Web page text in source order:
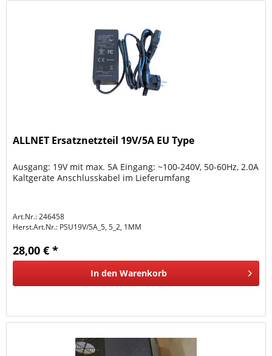
ALLNET Ersatznetzteil 19V/5A EU Type
Ausgang: 19V mit max. 5A Eingang: ~100-240V, 50-60Hz, 2.0A
Kaltgeräte Anschlusskabel im Lieferumfang
Art.Nr.: 246458
Herst.Art.Nr.: PSU19V/5A_5, 5_2, 1MM
28,00 € *
In den Warenkorb